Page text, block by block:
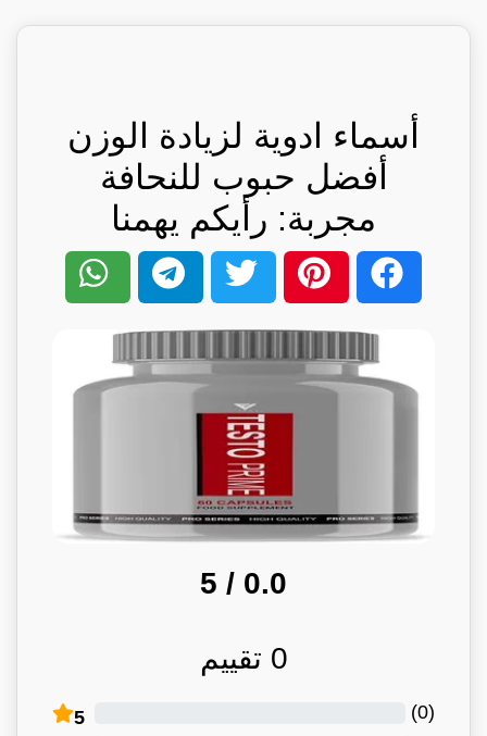
أسماء ادوية لزيادة الوزن
أفضل حبوب للنحافة
مجربة: رأيكم يهمنا
0.0
/ 5
0 تقييم
5 (
0
)